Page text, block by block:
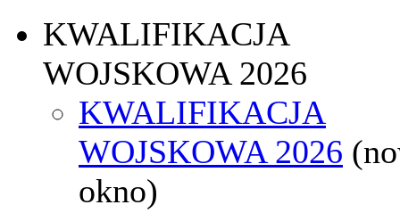
KWALIFIKACJA
WOJSKOWA 2026
KWALIFIKACJA
WOJSKOWA 2026
okno)